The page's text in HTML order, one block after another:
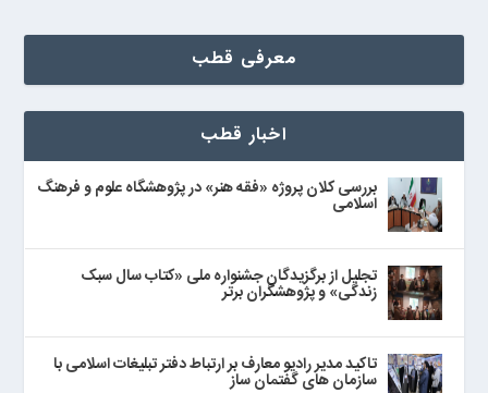
معرفی قطب
اخبار قطب
بررسی کلان پروژه «فقه هنر» در پژوهشگاه علوم و فرهنگ
اسلامی
تجلیل از برگزیدگان جشنواره ملی «کتاب سال سبک
زندگی» و پژوهشگران برتر
تاکید مدیر رادیو معارف بر ارتباط دفتر تبلیغات اسلامی با
سازمان های گفتمان ساز